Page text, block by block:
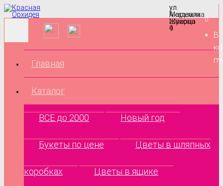
ул.
Маршала
Жукова
9
ул.
Академика
Шварца
4
0
В
Главная
Каталог
ВСЕ до 2000 Новый год
Букеты по цене Цветы в шляпных
коробках Цветы в ящике